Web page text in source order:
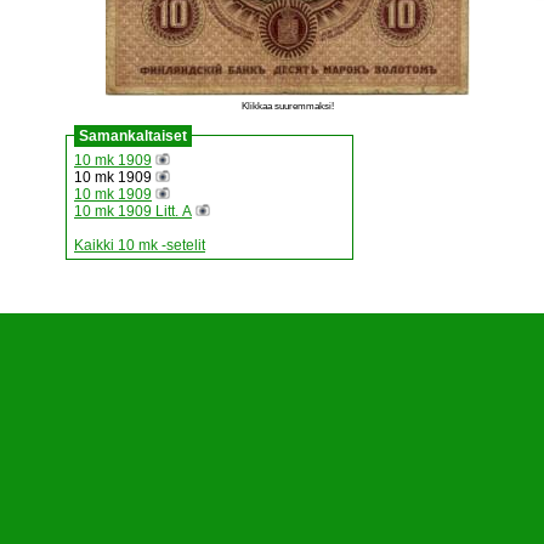
Klikkaa suuremmaksi!
Samankaltaiset
10 mk 1909
10 mk 1909
10 mk 1909
10 mk 1909 Litt. A
Kaikki 10 mk -setelit